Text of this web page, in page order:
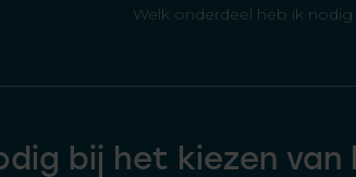
Welk onderdeel heb ik nodig
bij het kiezen